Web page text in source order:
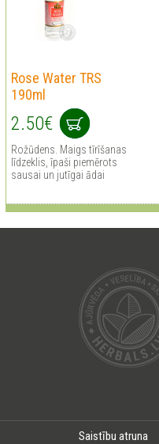
Rose Water TRS
190ml
2.50€
Rožūdens. Maigs tīrīšanas
līdzeklis, īpaši piemērots
sausai un jutīgai ādai
Saistību atruna